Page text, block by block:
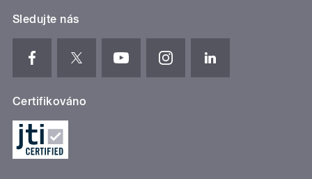
Sledujte nás
Certifikováno